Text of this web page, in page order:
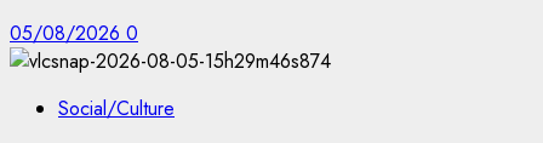
05/08/2026 0
Social/Culture